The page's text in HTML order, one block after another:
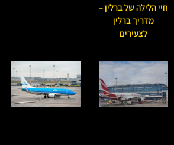
חיי הלילה של ברלין –
מדריך ברלין
לצעירים